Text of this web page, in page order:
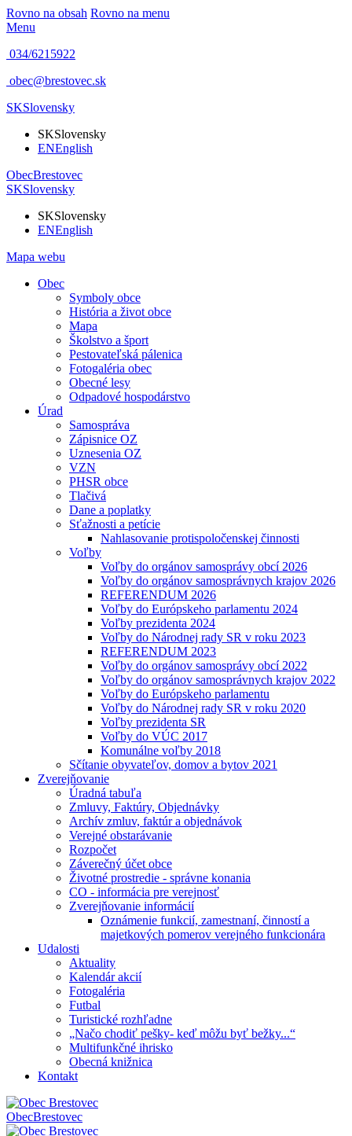
Rovno na obsah Rovno na menu
Menu
034/6215922
obec@brestovec.sk
SKSlovensky
SKSlovensky
ENEnglish
ObecBrestovec
SKSlovensky
SKSlovensky
ENEnglish
Mapa webu
Obec
Symboly obce
História a život obce
Mapa
Školstvo a šport
Pestovateľská pálenica
Fotogaléria obec
Obecné lesy
Odpadové hospodárstvo
Úrad
Samospráva
Zápisnice OZ
Uznesenia OZ
VZN
PHSR obce
Tlačivá
Dane a poplatky
Sťažnosti a petície
Nahlasovanie protispoločenskej činnosti
Voľby
Voľby do orgánov samosprávy obcí 2026
Voľby do orgánov samosprávnych krajov 2026
REFERENDUM 2026
Voľby do Európskeho parlamentu 2024
Voľby prezidenta 2024
Voľby do Národnej rady SR v roku 2023
REFERENDUM 2023
Voľby do orgánov samosprávy obcí 2022
Voľby do orgánov samosprávnych krajov 2022
Voľby do Európskeho parlamentu
Voľby do Národnej rady SR v roku 2020
Voľby prezidenta SR
Voľby do VÚC 2017
Komunálne voľby 2018
Sčítanie obyvateľov, domov a bytov 2021
Zverejňovanie
Úradná tabuľa
Zmluvy, Faktúry, Objednávky
Archív zmluv, faktúr a objednávok
Verejné obstarávanie
Rozpočet
Záverečný účet obce
Životné prostredie - správne konania
CO - informácia pre verejnosť
Zverejňovanie informácií
Oznámenie funkcií, zamestnaní, činností a
majetkových pomerov verejného funkcionára
Udalosti
Aktuality
Kalendár akcií
Fotogaléria
Futbal
Turistické rozhľadne
„Načo chodiť pešky- keď môžu byť bežky...“
Multifunkčné ihrisko
Obecná knižnica
Kontakt
ObecBrestovec